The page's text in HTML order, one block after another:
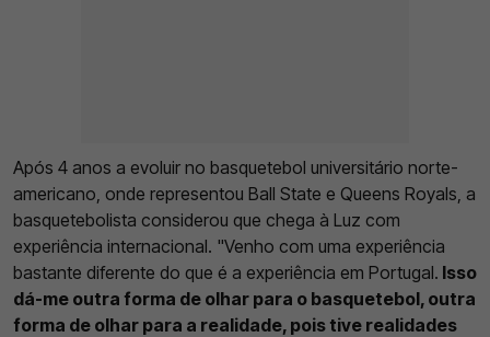
Após 4 anos a evoluir no basquetebol universitário norte-
americano, onde representou Ball State e Queens Royals, a
basquetebolista considerou que chega à Luz com
experiência internacional. "Venho com uma experiência
bastante diferente do que é a experiência em Portugal. Isso
dá-me outra forma de olhar para o basquetebol, outra
forma de olhar para a realidade, pois tive realidades